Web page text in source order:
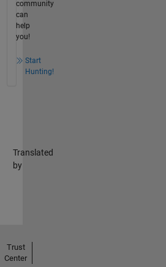
community
can
help
you!
Start
Hunting!
Translated
by
Trust
Center